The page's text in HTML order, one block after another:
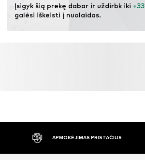
Įsigyk šią prekę dabar ir uždirbk iki +33
galėsi iškeisti į nuolaidas.
APMOKĖJIMAS PRISTAČIUS